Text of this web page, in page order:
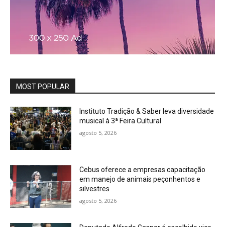
MOST POPULAR
Instituto Tradição & Saber leva diversidade
musical à 3ª Feira Cultural
agosto 5, 2026
Cebus oferece a empresas capacitação
em manejo de animais peçonhentos e
silvestres
agosto 5, 2026